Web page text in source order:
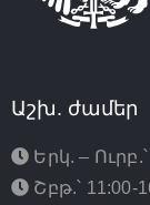
Աշխ. ժամեր
Երկ. –
Շբթ.՝ 11:00-